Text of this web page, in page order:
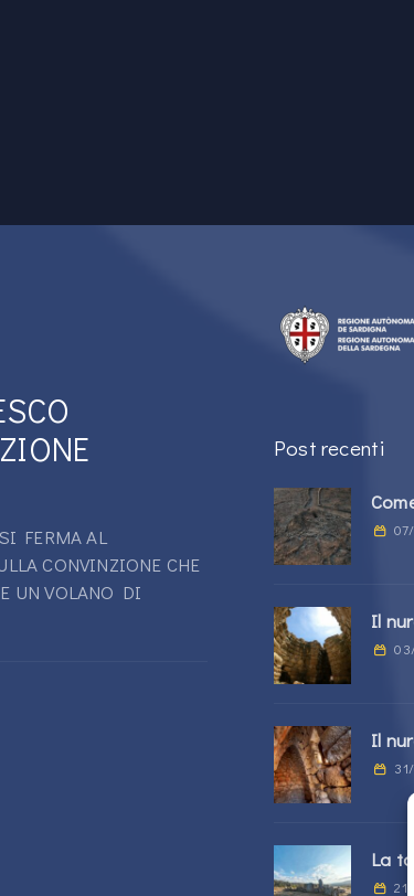
FERMA AL
CONVINZIONE CHE
UN VOLANO DI
Post recenti
Il
Il
La